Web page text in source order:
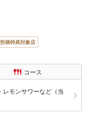
稿特典対象店
コース
モンサワーなど（当